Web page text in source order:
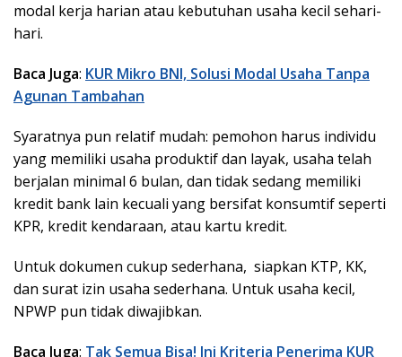
modal kerja harian atau kebutuhan usaha kecil sehari-
hari.
Baca Juga: KUR Mikro BNI, Solusi Modal Usaha Tanpa
Agunan Tambahan
Syaratnya pun relatif mudah: pemohon harus individu
yang memiliki usaha produktif dan layak, usaha telah
berjalan minimal 6 bulan, dan tidak sedang memiliki
kredit bank lain kecuali yang bersifat konsumtif seperti
KPR, kredit kendaraan, atau kartu kredit.
Untuk dokumen cukup sederhana, siapkan KTP, KK,
dan surat izin usaha sederhana. Untuk usaha kecil,
NPWP pun tidak diwajibkan.
Baca Juga: Tak Semua Bisa! Ini Kriteria Penerima KUR